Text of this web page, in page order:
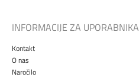
INFORMACIJE ZA UPORABNIKA
Kontakt
O nas
Naročilo